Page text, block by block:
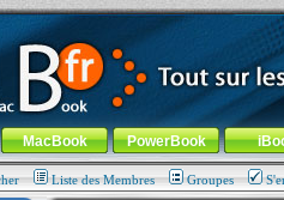
100% nomade !
menu général-Aller au menu de
MacBook PowerBook
Liste des Membres Groupes